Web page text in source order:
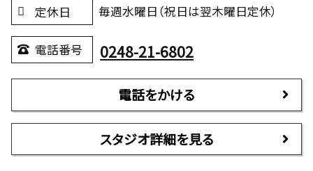
定休日 毎週水曜日（祝日は翌木曜日定休）
電話番号 0248-21-6802
電話をかける
スタジオ詳細を見る